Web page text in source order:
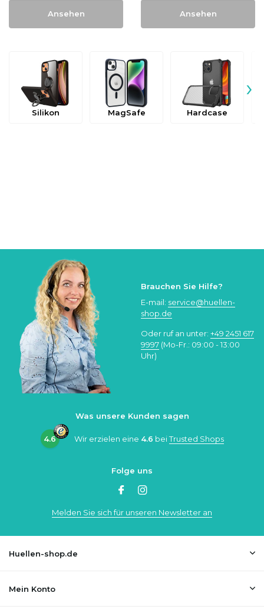
Ansehen Ansehen
Silikon MagSafe Hardcase
›
Brauchen Sie Hilfe?
E-mail: service@huellen-
shop.de
Oder ruf an unter: +49 2451 617
9997 (Mo-Fr.: 09:00 - 13:00
Uhr)
Was unsere Kunden sagen
4.6 Wir erzielen eine 4.6 beiTrusted Shops
Folge uns
Melden Sie sich für unseren Newsletter an
Huellen-shop.de
Mein Konto